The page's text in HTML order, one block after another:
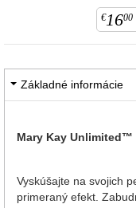
€1600
Základné informácie
Mary Kay Unlimited™
Vyskúšajte na svojich
primeraný efekt.